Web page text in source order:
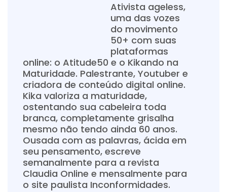
Ativista ageless,
uma das vozes
do movimento
50+ com suas
plataformas
online: o Atitude50 e o Kikando na
Maturidade. Palestrante, Youtuber e
criadora de conteúdo digital online.
Kika valoriza a maturidade,
ostentando sua cabeleira toda
branca, completamente grisalha
mesmo não tendo ainda 60 anos.
Ousada com as palavras, ácida em
seu pensamento, escreve
semanalmente para a revista
Claudia Online e mensalmente para
o site paulista Inconformidades.